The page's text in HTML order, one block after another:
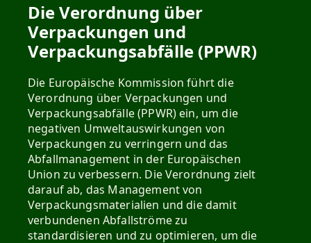
Die Verordnung über
Verpackungen und
Verpackungsabfälle (PPWR)
Die Europäische Kommission führt die
Verordnung über Verpackungen und
Verpackungsabfälle (PPWR) ein, um die
negativen Umweltauswirkungen von
Verpackungen zu verringern und das
Abfallmanagement in der Europäischen
Union zu verbessern. Die Verordnung zielt
darauf ab, das Management von
Verpackungsmaterialien und die damit
verbundenen Abfallströme zu
standardisieren und zu optimieren, um die